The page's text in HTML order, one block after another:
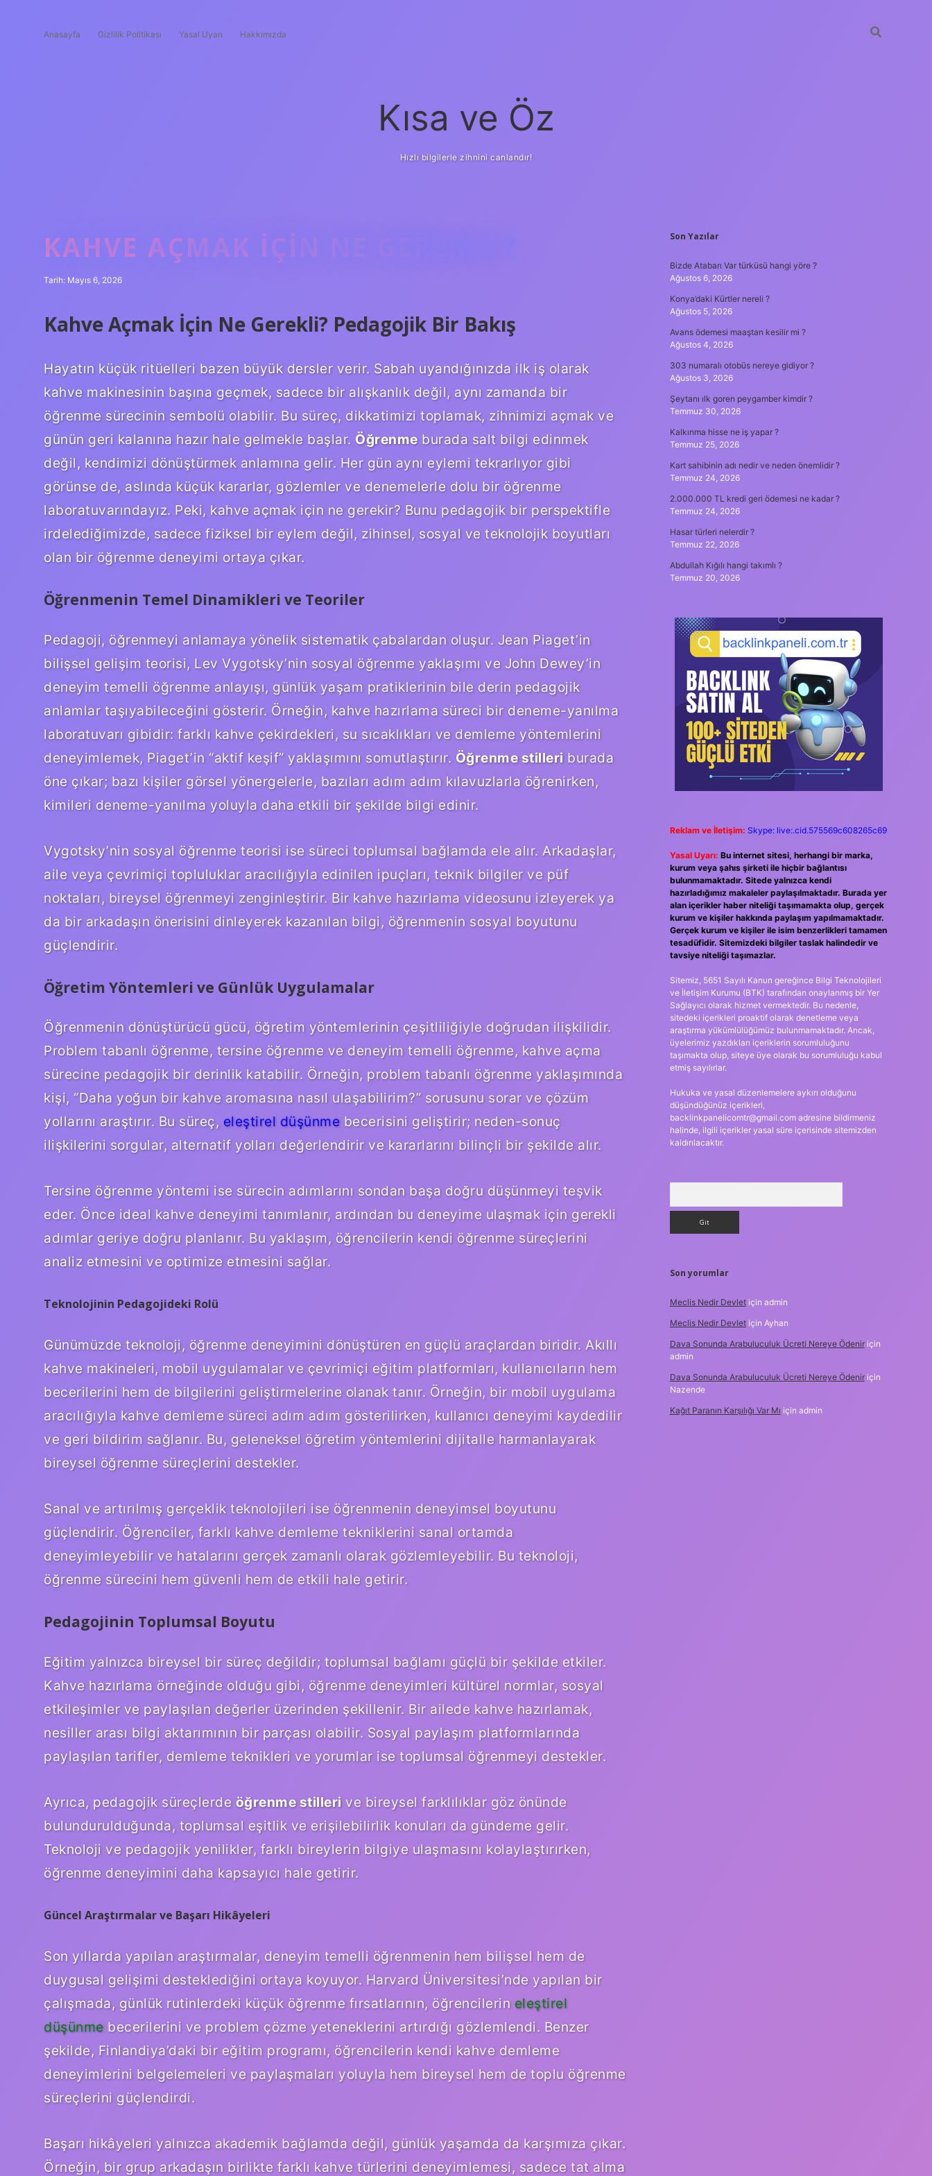
Anasayfa Gizlilik Politikası Yasal Uyarı Hakkımızda
Kısa ve Öz
Hızlı bilgilerle zihnini canlandır!
KAHVE AÇMAK IÇIN NE GEREKLI ?
Tarih: Mayıs 6, 2026
Kahve Açmak İçin Ne Gerekli? Pedagojik Bir Bakış
Hayatın küçük ritüelleri bazen büyük dersler verir. Sabah uyandığınızda ilk iş olarak
kahve makinesinin başına geçmek, sadece bir alışkanlık değil, aynı zamanda bir
öğrenme sürecinin sembolü olabilir. Bu süreç, dikkatimizi toplamak, zihnimizi açmak ve
günün geri kalanına hazır hale gelmekle başlar. Öğrenmeburada salt bilgi edinmek
değil, kendimizi dönüştürmek anlamına gelir. Her gün aynı eylemi tekrarlıyor gibi
görünse de, aslında küçük kararlar, gözlemler ve denemelerle dolu bir öğrenme
laboratuvarındayız. Peki, kahve açmak için ne gerekir? Bunu pedagojik bir perspektifle
irdelediğimizde, sadece fiziksel bir eylem değil, zihinsel, sosyal ve teknolojik boyutları
olan bir öğrenme deneyimi ortaya çıkar.
Öğrenmenin Temel Dinamikleri ve Teoriler
Pedagoji, öğrenmeyi anlamaya yönelik sistematik çabalardan oluşur. Jean Piaget’in
bilişsel gelişim teorisi, Lev Vygotsky’nin sosyal öğrenme yaklaşımı ve John Dewey’in
deneyim temelli öğrenme anlayışı, günlük yaşam pratiklerinin bile derin pedagojik
anlamlar taşıyabileceğini gösterir. Örneğin, kahve hazırlama süreci bir deneme-yanılma
laboratuvarı gibidir: farklı kahve çekirdekleri, su sıcaklıkları ve demleme yöntemlerini
deneyimlemek, Piaget’in “aktif keşif” yaklaşımını somutlaştırır. Öğrenme stilleriburada
öne çıkar; bazı kişiler görsel yönergelerle, bazıları adım adım kılavuzlarla öğrenirken,
kimileri deneme-yanılma yoluyla daha etkili bir şekilde bilgi edinir.
Vygotsky’nin sosyal öğrenme teorisi ise süreci toplumsal bağlamda ele alır. Arkadaşlar,
aile veya çevrimiçi topluluklar aracılığıyla edinilen ipuçları, teknik bilgiler ve püf
noktaları, bireysel öğrenmeyi zenginleştirir. Bir kahve hazırlama videosunu izleyerek ya
da bir arkadaşın önerisini dinleyerek kazanılan bilgi, öğrenmenin sosyal boyutunu
güçlendirir.
Öğretim Yöntemleri ve Günlük Uygulamalar
Öğrenmenin dönüştürücü gücü, öğretim yöntemlerinin çeşitliliğiyle doğrudan ilişkilidir.
Problem tabanlı öğrenme, tersine öğrenme ve deneyim temelli öğrenme, kahve açma
sürecine pedagojik bir derinlik katabilir. Örneğin, problem tabanlı öğrenme yaklaşımında
kişi, “Daha yoğun bir kahve aromasına nasıl ulaşabilirim?” sorusunu sorar ve çözüm
yollarını araştırır. Bu süreç, eleştirel düşünmebecerisini geliştirir; neden-sonuç
ilişkilerini sorgular, alternatif yolları değerlendirir ve kararlarını bilinçli bir şekilde alır.
Tersine öğrenme yöntemi ise sürecin adımlarını sondan başa doğru düşünmeyi teşvik
eder. Önce ideal kahve deneyimi tanımlanır, ardından bu deneyime ulaşmak için gerekli
adımlar geriye doğru planlanır. Bu yaklaşım, öğrencilerin kendi öğrenme süreçlerini
analiz etmesini ve optimize etmesini sağlar.
Teknolojinin Pedagojideki Rolü
Günümüzde teknoloji, öğrenme deneyimini dönüştüren en güçlü araçlardan biridir. Akıllı
kahve makineleri, mobil uygulamalar ve çevrimiçi eğitim platformları, kullanıcıların hem
becerilerini hem de bilgilerini geliştirmelerine olanak tanır. Örneğin, bir mobil uygulama
aracılığıyla kahve demleme süreci adım adım gösterilirken, kullanıcı deneyimi kaydedilir
ve geri bildirim sağlanır. Bu, geleneksel öğretim yöntemlerini dijitalle harmanlayarak
bireysel öğrenme süreçlerini destekler.
Sanal ve artırılmış gerçeklik teknolojileri ise öğrenmenin deneyimsel boyutunu
güçlendirir. Öğrenciler, farklı kahve demleme tekniklerini sanal ortamda
deneyimleyebilir ve hatalarını gerçek zamanlı olarak gözlemleyebilir. Bu teknoloji,
öğrenme sürecini hem güvenli hem de etkili hale getirir.
Pedagojinin Toplumsal Boyutu
Eğitim yalnızca bireysel bir süreç değildir; toplumsal bağlamı güçlü bir şekilde etkiler.
Kahve hazırlama örneğinde olduğu gibi, öğrenme deneyimleri kültürel normlar, sosyal
etkileşimler ve paylaşılan değerler üzerinden şekillenir. Bir ailede kahve hazırlamak,
nesiller arası bilgi aktarımının bir parçası olabilir. Sosyal paylaşım platformlarında
paylaşılan tarifler, demleme teknikleri ve yorumlar ise toplumsal öğrenmeyi destekler.
Ayrıca, pedagojik süreçlerde öğrenme stillerive bireysel farklılıklar göz önünde
bulundurulduğunda, toplumsal eşitlik ve erişilebilirlik konuları da gündeme gelir.
Teknoloji ve pedagojik yenilikler, farklı bireylerin bilgiye ulaşmasını kolaylaştırırken,
öğrenme deneyimini daha kapsayıcı hale getirir.
Güncel Araştırmalar ve Başarı Hikâyeleri
Son yıllarda yapılan araştırmalar, deneyim temelli öğrenmenin hem bilişsel hem de
duygusal gelişimi desteklediğini ortaya koyuyor. Harvard Üniversitesi’nde yapılan bir
çalışmada, günlük rutinlerdeki küçük öğrenme fırsatlarının, öğrencilerin eleştirel
düşünmebecerilerini ve problem çözme yeteneklerini artırdığı gözlemlendi. Benzer
şekilde, Finlandiya’daki bir eğitim programı, öğrencilerin kendi kahve demleme
deneyimlerini belgelemeleri ve paylaşmaları yoluyla hem bireysel hem de toplu öğrenme
süreçlerini güçlendirdi.
Başarı hikâyeleri yalnızca akademik bağlamda değil, günlük yaşamda da karşımıza çıkar.
Örneğin, bir grup arkadaşın birlikte farklı kahve türlerini deneyimlemesi, sadece tat alma
SIDEBAR
Son Yazılar
Bizde Atabarı Var türküsü hangi yöre ?
Ağustos 6, 2026
Konya’daki Kürtler nereli ?
Ağustos 5, 2026
Avans ödemesi maaştan kesilir mi ?
Ağustos 4, 2026
303 numaralı otobüs nereye gidiyor ?
Ağustos 3, 2026
Şeytanı ılk goren peygamber kimdir ?
Temmuz 30, 2026
Kalkınma hisse ne iş yapar ?
Temmuz 25, 2026
Kart sahibinin adı nedir ve neden önemlidir ?
Temmuz 24, 2026
2.000.000 TL kredi geri ödemesi ne kadar ?
Temmuz 24, 2026
Hasar türleri nelerdir ?
Temmuz 22, 2026
Abdullah Kığılı hangi takımlı ?
Temmuz 20, 2026
Reklam ve İletişim: Skype: live:.cid.575569c608265c69
Yasal Uyarı: Bu internet sitesi, herhangi bir marka,
kurum veya şahıs şirketi ile hiçbir bağlantısı
bulunmamaktadır. Sitede yalnızca kendi
hazırladığımız makaleler paylaşılmaktadır. Burada yer
alan içerikler haber niteliği taşımamakta olup, gerçek
kurum ve kişiler hakkında paylaşım yapılmamaktadır.
Gerçek kurum ve kişiler ile isim benzerlikleri tamamen
tesadüfidir. Sitemizdeki bilgiler taslak halindedir ve
tavsiye niteliği taşımazlar.
Sitemiz, 5651 Sayılı Kanun gereğince Bilgi Teknolojileri
ve İletişim Kurumu (BTK) tarafından onaylanmış bir Yer
Sağlayıcı olarak hizmet vermektedir. Bu nedenle,
sitedeki içerikleri proaktif olarak denetleme veya
araştırma yükümlülüğümüz bulunmamaktadır. Ancak,
üyelerimiz yazdıkları içeriklerin sorumluluğunu
taşımakta olup, siteye üye olarak bu sorumluluğu kabul
etmiş sayılırlar.
Hukuka ve yasal düzenlemelere aykırı olduğunu
düşündüğünüz içerikleri,
backlinkpanelicomtr@gmail.comadresine bildirmeniz
halinde, ilgili içerikler yasal süre içerisinde sitemizden
kaldırılacaktır.
Son yorumlar
Meclis Nedir Devletiçin admin
Meclis Nedir Devletiçin Ayhan
Dava Sonunda Arabuluculuk Ücreti Nereye Ödeniriçin
admin
Dava Sonunda Arabuluculuk Ücreti Nereye Ödeniriçin
Nazende
Kağıt Paranın Karşılığı Var Mı için admin